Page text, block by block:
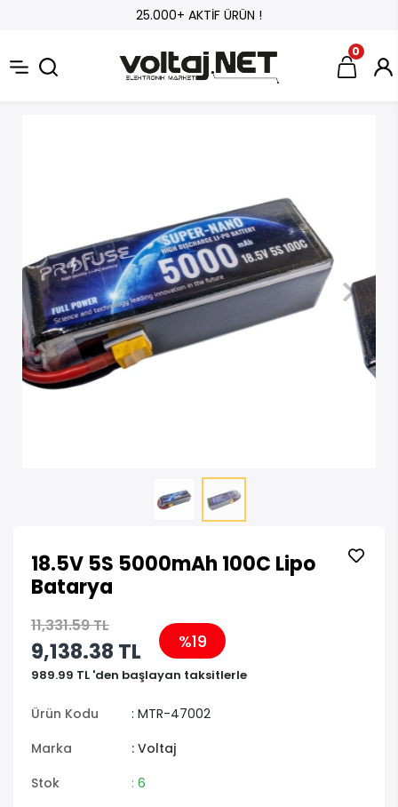
25.000+ AKTİF ÜRÜN !
0
18.5V 5S 5000mAh 100C Lipo
Batarya
11,331.59 TL
9,138.38 TL %19
989.99 TL 'den başlayan taksitlerle
Ürün Kodu
: MTR-47002
Marka
: Voltaj
Stok
: 6